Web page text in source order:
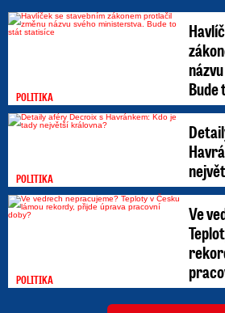
POLITIKA
Bude
POLITIKA
POLITIKA
Ve